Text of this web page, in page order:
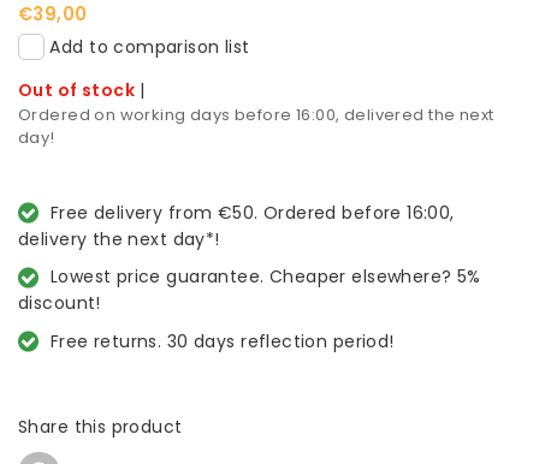
€39,00
Add to comparison list
Out of stock |
Ordered on working days before 16:00, delivered the next
day!
Free delivery from €50. Ordered before 16:00,
delivery the next day*!
Lowest price guarantee. Cheaper elsewhere? 5%
discount!
Free returns. 30 days reflection period!
Share this product